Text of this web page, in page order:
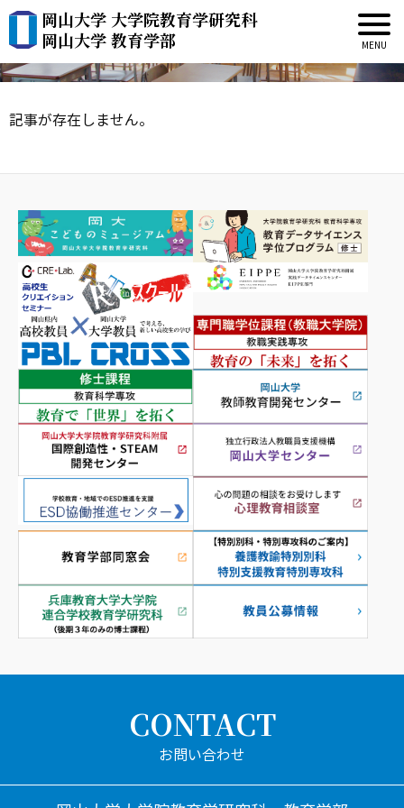
岡山大学 大学院教育学研究科
岡山大学 教育学部新着情報
記事が存在しません。
CONTACT